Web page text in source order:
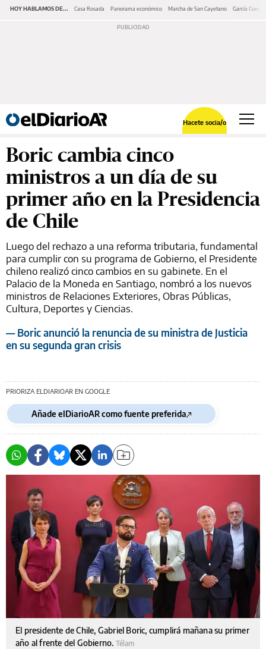
HOY HABLAMOS DE... Casa Rosada Panorama económico Marcha de San Cayetano García Cuerva
Hacete socia/o
Boric cambia cinco
ministros a un día de su
primer año en la Presidencia
de Chile
Luego del rechazo a una reforma tributaria, fundamental
para cumplir con su programa de Gobierno, el Presidente
chileno realizó cinco cambios en su gabinete. En el
Palacio de la Moneda en Santiago, nombró a los nuevos
ministros de Relaciones Exteriores, Obras Públicas,
Cultura, Deportes y Ciencias.
— Boric anunció la renuncia de su ministra de Justicia
en su segunda gran crisis
PRIORIZA ELDIARIOAR EN GOOGLE
Añade elDiarioAR como fuente preferida
El presidente de Chile, Gabriel Boric, cumplirá mañana su primer
año al frente del Gobierno. Télam